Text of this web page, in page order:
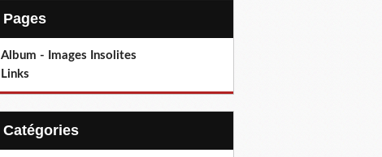
Pages
Album - Images Insolites
Links
Catégories